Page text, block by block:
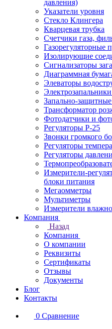
давления)
Указатели уровня
Стекло Клингера
Кварцевая трубка
Счетчики газа,
Изолирующие
Сигнализаторы
Диаграммная
Элеваторы
Запально-
Трансформатор
Фотодатчики и
Регуляторы Р-25
Звонки громкого
Регуляторы
Регуляторы
Измерители-
блоки питания
Мегаомметры
Мультиметры
Измерители
Компания
Назад
Компания
О компании
Реквизиты
Сертификаты
Отзывы
Документы
Блог
Контакты
0 Сравнение